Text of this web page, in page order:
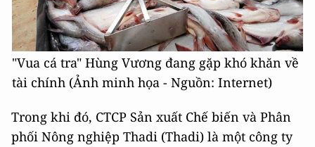
"Vua cá tra" Hùng Vương đang gặp khó khăn về
tài chính (Ảnh minh họa - Nguồn: Internet)
Trong khi đó, CTCP Sản xuất Chế biến và Phân
phối Nông nghiệp Thadi (Thadi) là một công ty